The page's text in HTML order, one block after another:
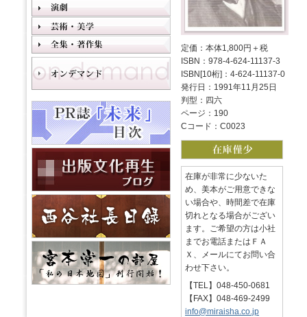
定価：本体1,800円＋税
ISBN：978-4-624-11137-3
ISBN[10桁]：4-624-11137-0
発行日：1991年11月25日
判型：四六
ページ：190
Cコード：C0023
在庫が非常に少ないた
め、美本がご用意できな
い場合や、時間差で在庫
切れとなる場合がござい
ます。ご希望の方は小社
までお電話またはＦＡ
Ｘ、メールにてお問い合
わせ下さい。
【TEL】048-450-0681
【FAX】048-469-2499
info@miraisha.co.jp